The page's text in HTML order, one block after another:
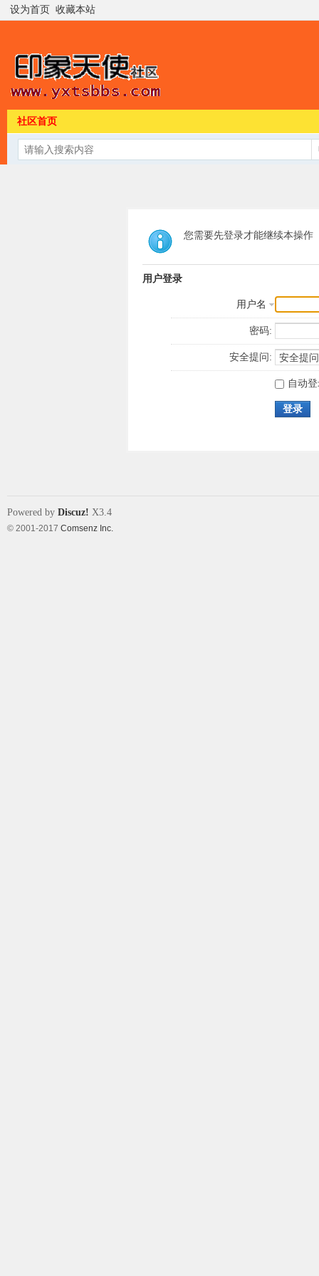
设为首页 收藏本站
社区首页
您需要先登录才能继续本操作
用户登录
用户名
密码:
安全提问:
自动
登录
Powered by Discuz! X3.4
© 2001-2017 Comsenz Inc.